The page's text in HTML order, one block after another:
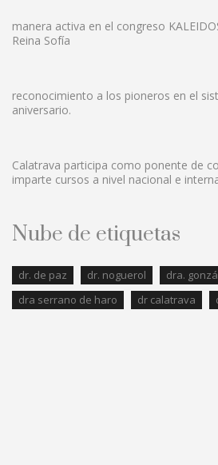
manera activa en el congreso
Reina Sofía
reconocimiento a los pioneros en el
aniversario.
Calatrava participa como ponente de
imparte cursos a nivel nacional e
Nube de etiquetas
dr. de paz dr. noguerol
dra.
dra serrano de haro
dr calatrava